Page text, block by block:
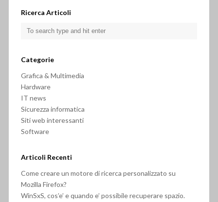
Ricerca Articoli
Categorie
Grafica & Multimedia
Hardware
IT news
Sicurezza informatica
Siti web interessanti
Software
Articoli Recenti
Come creare un motore di ricerca personalizzato su
Mozilla Firefox?
WinSxS, cos’e’ e quando e’ possibile recuperare spazio.